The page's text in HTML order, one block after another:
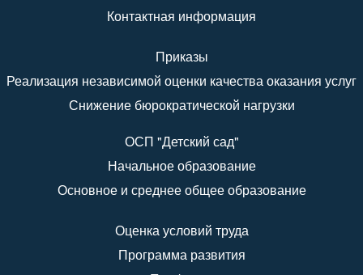
Контактная информация
Приказы
Реализация независимой оценки качества оказания услуг
Снижение бюрократической нагрузки
ОСП "Детский сад"
Начальное образование
Основное и среднее общее образование
Оценка условий труда
Программа развития